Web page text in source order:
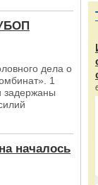
дела о
1
задержаны
началось